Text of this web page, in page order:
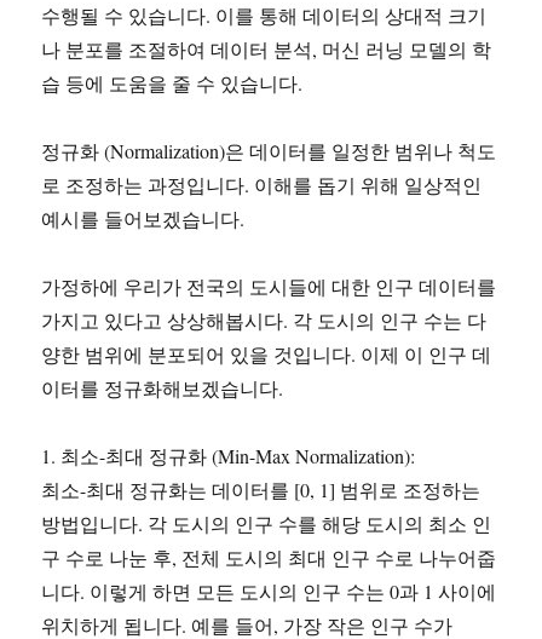
수행될 수 있습니다. 이를 통해 데이터의 상대적 크기
나 분포를 조절하여 데이터 분석, 머신 러닝 모델의 학
습 등에 도움을 줄 수 있습니다.
정규화 (Normalization)은 데이터를 일정한 범위나 척도
로 조정하는 과정입니다. 이해를 돕기 위해 일상적인
예시를 들어보겠습니다.
가정하에 우리가 전국의 도시들에 대한 인구 데이터를
가지고 있다고 상상해봅시다. 각 도시의 인구 수는 다
양한 범위에 분포되어 있을 것입니다. 이제 이 인구 데
이터를 정규화해보겠습니다.
1. 최소-최대 정규화 (Min-Max Normalization):
최소-최대 정규화는 데이터를 [0, 1] 범위로 조정하는
방법입니다. 각 도시의 인구 수를 해당 도시의 최소 인
구 수로 나눈 후, 전체 도시의 최대 인구 수로 나누어줍
니다. 이렇게 하면 모든 도시의 인구 수는 0과 1 사이에
위치하게 됩니다. 예를 들어, 가장 작은 인구 수가